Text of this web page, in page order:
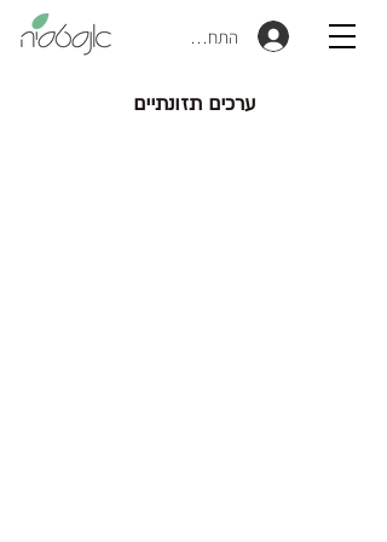
התחברות
ערכים תזונתיים